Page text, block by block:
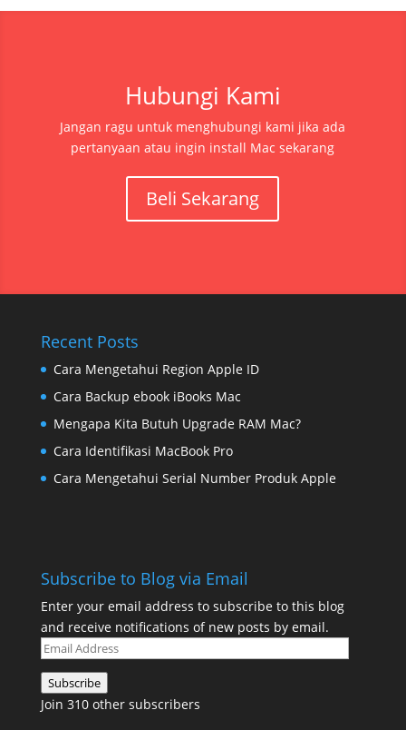
Hubungi Kami
Jangan ragu untuk menghubungi kami jika ada
pertanyaan atau ingin install Mac sekarang
Beli Sekarang
Recent Posts
Cara Mengetahui Region Apple ID
Cara Backup ebook iBooks Mac
Mengapa Kita Butuh Upgrade RAM Mac?
Cara Identifikasi MacBook Pro
Cara Mengetahui Serial Number Produk Apple
Subscribe to Blog via Email
Enter your email address to subscribe to this blog
and receive notifications of new posts by email.
Email
Address
Subscribe
Join 310 other subscribers